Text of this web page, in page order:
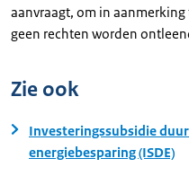
aanvraagt, om in
geen rechten worden
Zie ook
Investeringssubsidie
energiebesparing (ISDE)